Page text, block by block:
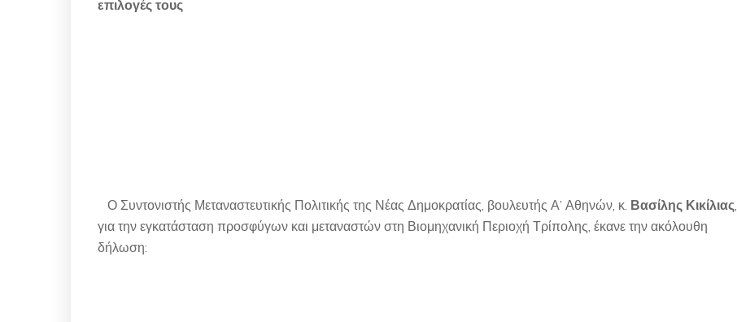
επιλογές τους
Ο Συντονιστής Μεταναστευτικής Πολιτικής της Νέας Δημοκρατίας, βουλευτής Α’ Αθηνών, κ. Βασίλης Κικίλιας,
για την εγκατάσταση προσφύγων και μεταναστών στη Βιομηχανική Περιοχή Τρίπολης, έκανε την ακόλουθη
δήλωση: